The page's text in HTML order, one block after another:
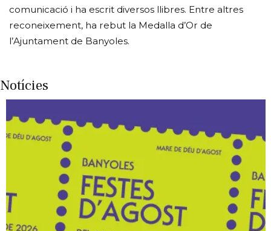
comunicació i ha escrit diversos llibres. Entre altres
reconeixement, ha rebut la Medalla d’Or de
l’Ajuntament de Banyoles.
Notícies